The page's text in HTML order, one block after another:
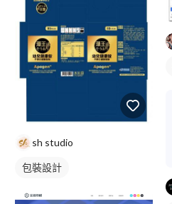
sh studio
包裝設計